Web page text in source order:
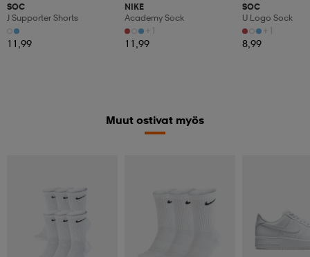
SOC
J Supporter Shorts
11,99
NIKE
Academy Sock
+1
11,99
SOC
U Logo Sock
+1
8,99
Muut ostivat myös